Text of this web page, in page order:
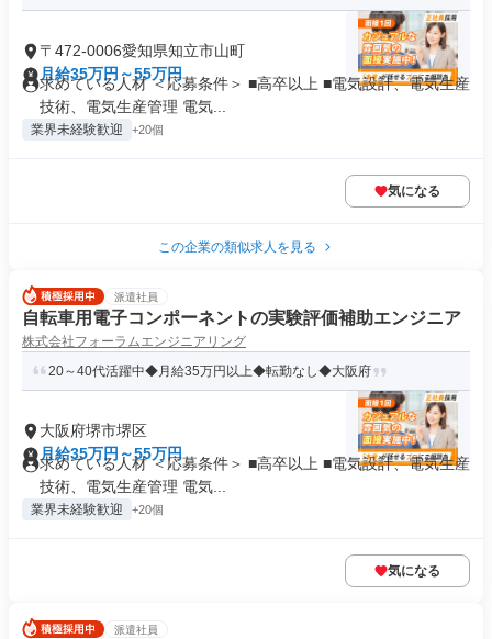
〒472-0006愛知県知立市山町
月給35万円～55万円
求めている人材 ＜応募条件＞ ■高卒以上 ■電気設計、電気生産
技術、電気生産管理 電気...
業界未経験歓迎 +20個
気になる
この企業の類似求人を見る
派遣社員
自転車用電子コンポーネントの実験評価補助エンジニア
株式会社フォーラムエンジニアリング
20～40代活躍中◆月給35万円以上◆転勤なし◆大阪府
大阪府堺市堺区
月給35万円～55万円
求めている人材 ＜応募条件＞ ■高卒以上 ■電気設計、電気生産
技術、電気生産管理 電気...
業界未経験歓迎 +20個
気になる
派遣社員